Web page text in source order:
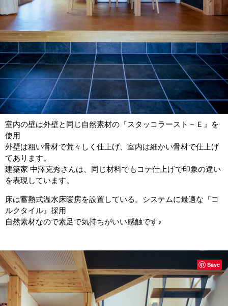
室内の壁は外壁と同じ自然素材の『スタッコラースト－Ｅ』を
使用
外壁は粗い骨材で荒々しく仕上げ、室内は細かい骨材で仕上げ
てあります。
建築家 中澤克秀さんは、同じ材料でもコテ仕上げで印象の違い
を表現しています。
床は蓄熱式温水床暖房を設置している。システムに最適な『コ
ルクタイル』採用
自然素材なので素足で気持ちがいい感触です♪
Save